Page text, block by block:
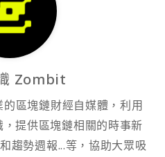
Zombit
區塊鏈財經自媒體，利用
提供區塊鏈相關的時事新
趨勢週報...等，協助大眾吸